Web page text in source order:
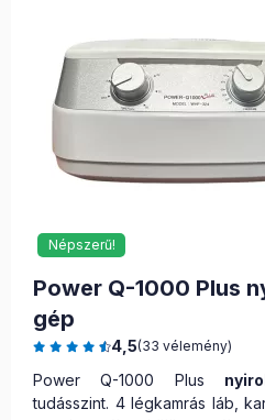
Népszerű!
Power Q-1000 Plus
gép
4,5(33 vélemény)
Power Q-1000 Plus
tudásszint. 4 légkamrás láb,